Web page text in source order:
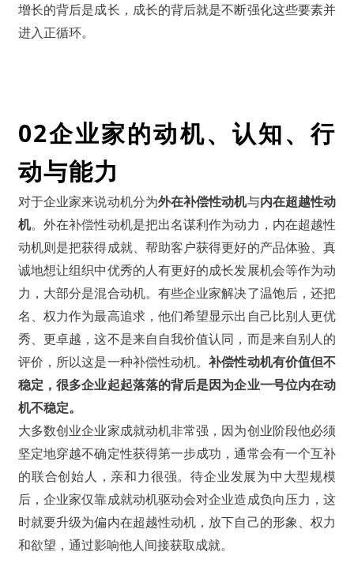
增长的背后是成长，成长的背后就是不断强化这些要素并
进入正循环。
02企业家的动机、认知、行
动与能力
对于企业家来说动机分为外在补偿性动机与内在超越性动
机。外在补偿性动机是把出名谋利作为动力，内在超越性
动机则是把获得成就、帮助客户获得更好的产品体验、真
诚地想让组织中优秀的人有更好的成长发展机会等作为动
力，大部分是混合动机。有些企业家解决了温饱后，还把
名、权力作为最高追求，他们希望显示出自己比别人更优
秀、更卓越，这不是来自自我价值认同，而是来自别人的
评价，所以这是一种补偿性动机。补偿性动机有价值但不
稳定，很多企业起起落落的背后是因为企业一号位内在动
机不稳定。
大多数创业企业家成就动机非常强，因为创业阶段他必须
坚定地穿越不确定性获得第一步成功，通常会有一个互补
的联合创始人，亲和力很强。待企业发展为中大型规模
后，企业家仅靠成就动机驱动会对企业造成负向压力，这
时就要升级为偏内在超越性动机，放下自己的形象、权力
和欲望，通过影响他人间接获取成就。